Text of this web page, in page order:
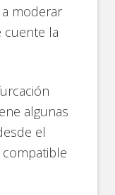
moderar
cuente la
algunas
el